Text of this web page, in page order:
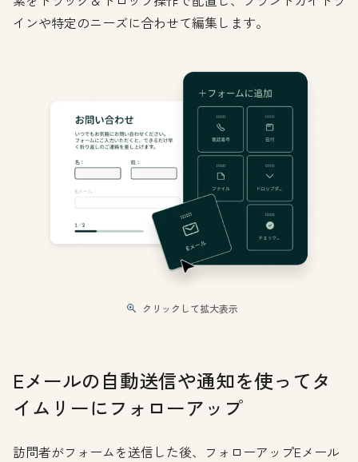
インや特定のニーズに合わせて編集します。
クリックして拡大表示
Eメールの自動送信や通知を使ってタ
イムリーにフォローアップ
訪問者がフォームを送信した後、フォローアップEメール